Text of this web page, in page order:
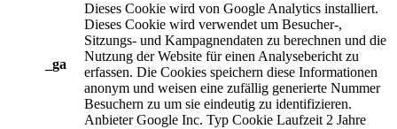
_ga
Dieses Cookie wird von Google Analytics installiert.
Dieses Cookie wird verwendet um Besucher-,
Sitzungs- und Kampagnendaten zu berechnen und die
Nutzung der Website für einen Analysebericht zu
erfassen. Die Cookies speichern diese Informationen
anonym und weisen eine zufällig generierte Nummer
Besuchern zu um sie eindeutig zu identifizieren.
Anbieter Google Inc. Typ Cookie Laufzeit 2 Jahre